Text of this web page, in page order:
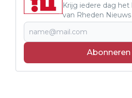
Krijg iedere dag
van Rheden
Abonneren